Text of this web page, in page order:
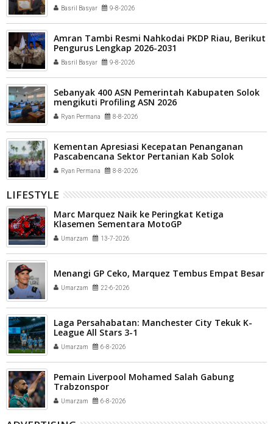
Basril Basyar 9-8-2026
Amran Tambi Resmi Nahkodai PKDP Riau, Berikut
Pengurus Lengkap 2026-2031
Basril Basyar 9-8-2026
Sebanyak 400 ASN Pemerintah Kabupaten Solok
mengikuti Profiling ASN 2026
Ryan Permana 8-8-2026
Kementan Apresiasi Kecepatan Penanganan
Pascabencana Sektor Pertanian Kab Solok
Ryan Permana 8-8-2026
LIFESTYLE
Marc Marquez Naik ke Peringkat Ketiga
Klasemen Sementara MotoGP
Umarzam 13-7-2026
Menangi GP Ceko, Marquez Tembus Empat Besar
Umarzam 22-6-2026
Laga Persahabatan: Manchester City Tekuk K-
League All Stars 3-1
Umarzam 6-8-2026
Pemain Liverpool Mohamed Salah Gabung
Trabzonspor
Umarzam 6-8-2026